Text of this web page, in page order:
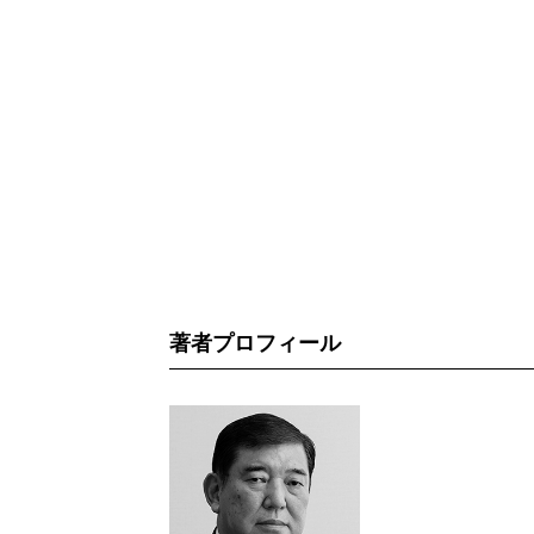
著者プロフィール